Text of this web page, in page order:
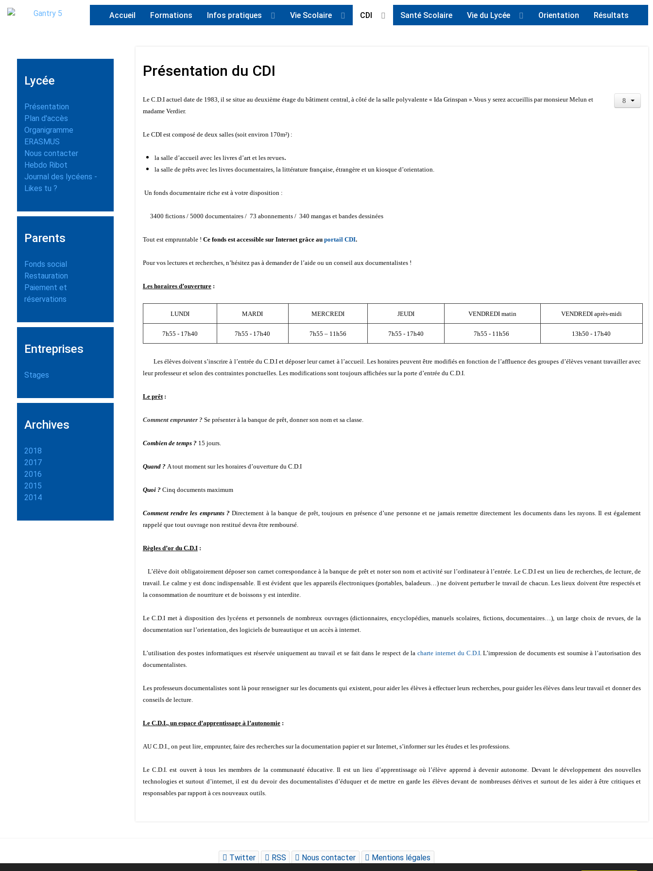
Accueil Formations Infos pratiques Vie Scolaire CDI Santé Scolaire Vie du Lycée Orientation Résultats
Lycée
Présentation
Plan d'accès
Organigramme
ERASMUS
Nous contacter
Hebdo Ribot
Journal des lycéens -
Likes tu ?
Parents
Fonds social
Restauration
Paiement et
réservations
Entreprises
Stages
Archives
2018
2017
2016
2015
2014
Présentation du CDI
Le C.D.I actuel date de 1983, il se situe au deuxième étage du bâtiment central, à côté de la salle polyvalente « Ida Grinspan ».Vous y serez accueillis par monsieur Melun et
madame Verdier.
Le CDI est composé de deux salles (soit environ 170m²) :
la salle d’accueil avec les livres d’art et les revues.
la salle de prêts avec les livres documentaires, la littérature française, étrangère et un kiosque d’orientation.
Un fonds documentaire riche est à votre disposition :
3400 fictions / 5000 documentaires / 73 abonnements / 340 mangas et bandes dessinées
Tout est empruntable ! Ce fonds est accessible sur Internet grâce au portail CDI.
Pour vos lectures et recherches, n’hésitez pas à demander de l’aide ou un conseil aux documentalistes !
Les horaires d’ouverture:
LUNDI MARDI MERCREDI JEUDI VENDREDI matin VENDREDI après-midi
7h55 - 17h40 7h55 - 17h40 7h55 – 11h56 7h55 - 17h40 7h55 - 11h56 13h50 - 17h40
Les élèves doivent s’inscrire à l’entrée du C.D.I et déposer leur carnet à l’accueil. Les horaires peuvent être modifiés en fonction de l’affluence des groupes d’élèves venant travailler avec
leur professeur et selon des contraintes ponctuelles. Les modifications sont toujours affichées sur la porte d’entrée du C.D.I.
Le prêt:
Comment emprunter ? Se présenter à la banque de prêt, donner son nom et sa classe.
Combien de temps ? 15 jours.
Quand ? A tout moment sur les horaires d’ouverture du C.D.I
Quoi ? Cinq documents maximum
Comment rendre les emprunts ? Directement à la banque de prêt, toujours en présence d’une personne et ne jamais remettre directement les documents dans les rayons. Il est également
rappelé que tout ouvrage non restitué devra être remboursé.
Règles d’or du C.D.I:
L’élève doit obligatoirement déposer son carnet correspondance à la banque de prêt et noter son nom et activité sur l’ordinateur à l’entrée. Le C.D.I est un lieu de recherches, de lecture, de
travail. Le calme y est donc indispensable. Il est évident que les appareils électroniques (portables, baladeurs…) ne doivent perturber le travail de chacun. Les lieux doivent être respectés et
la consommation de nourriture et de boissons y est interdite.
Le C.D.I met à disposition des lycéens et personnels de nombreux ouvrages (dictionnaires, encyclopédies, manuels scolaires, fictions, documentaires…), un large choix de revues, de la
documentation sur l’orientation, des logiciels de bureautique et un accès à internet.
L’utilisation des postes informatiques est réservée uniquement au travail et se fait dans le respect de lacharte internet du C.D.I. L’impression de documents est soumise à l’autorisation des
documentalistes.
Les professeurs documentalistes sont là pour renseigner sur les documents qui existent, pour aider les élèves à effectuer leurs recherches, pour guider les élèves dans leur travail et donner des
conseils de lecture.
Le C.D.I., un espace d’apprentissage à l’autonomie:
AU C.D.I., on peut lire, emprunter, faire des recherches sur la documentation papier et sur Internet, s’informer sur les études et les professions.
Le C.D.I. est ouvert à tous les membres de la communauté éducative. Il est un lieu d’apprentissage où l’élève apprend à devenir autonome. Devant le développement des nouvelles
technologies et surtout d’internet, il est du devoir des documentalistes d’éduquer et de mettre en garde les élèves devant de nombreuses dérives et surtout de les aider à être critiques et
responsables par rapport à ces nouveaux outils.
Twitter RSS Nous contacter Mentions légales